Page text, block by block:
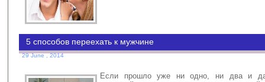
5 способов переехать к мужчине
29 June , 2014
Если прошло уже ни одно, ни два и